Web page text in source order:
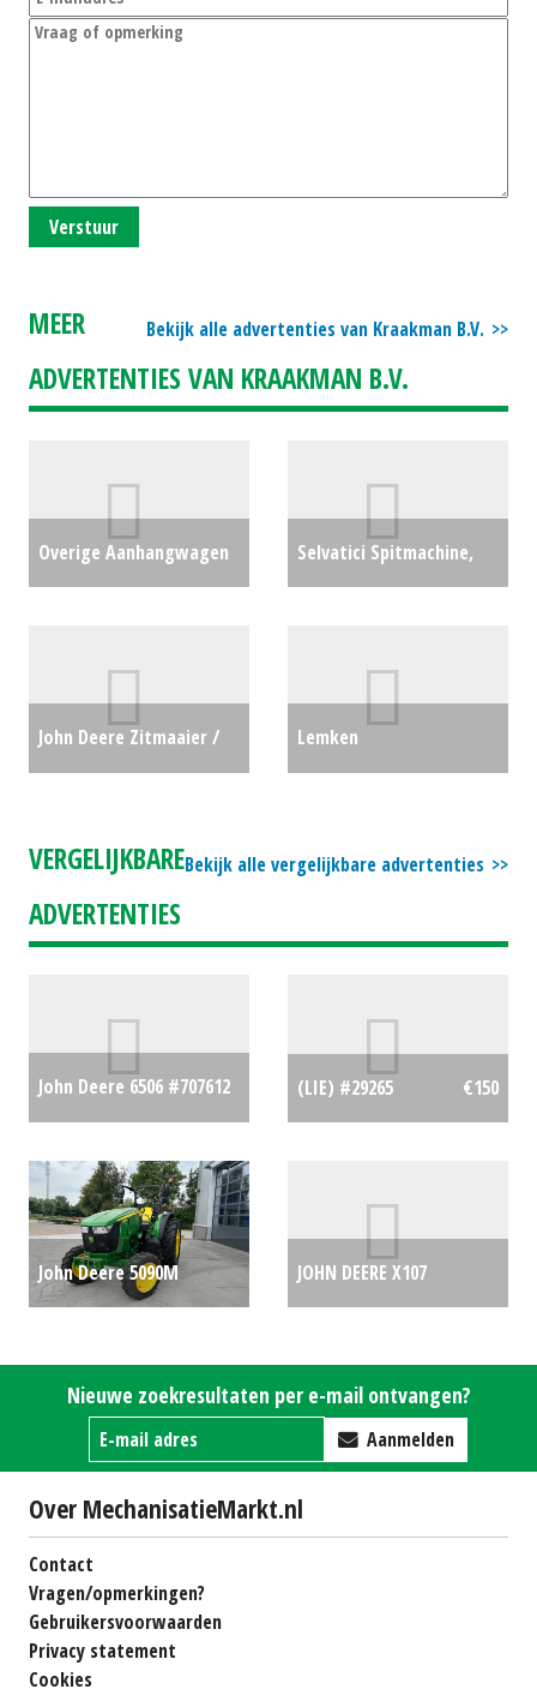
Verstuur
Bekijk alle advertenties van Kraakman B.V.
MEER
ADVERTENTIES VAN KRAAKMAN B.V.
Overige Aanhangwagen
Selvatici Spitmachine,
John Deere Zitmaaier /
Lemken
Bekijk alle vergelijkbare advertenties
VERGELIJKBARE
ADVERTENTIES
John Deere 6506 #707612
(LIE) #29265 €150
John Deere 5090M
#703457
€42350
JOHN DEERE X107
#688719
€3289
Nieuwe zoekresultaten per e-mail ontvangen?
Aanmelden
Over MechanisatieMarkt.nl
Contact
Vragen/opmerkingen?
Gebruikersvoorwaarden
Privacy statement
Cookies